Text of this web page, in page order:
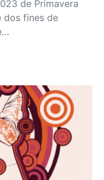
de Primavera
dos fines de